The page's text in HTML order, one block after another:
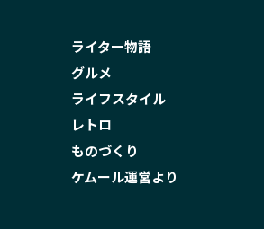
ライター物語
グルメ
ライフスタイル
レトロ
ものづくり
ケムール運営より